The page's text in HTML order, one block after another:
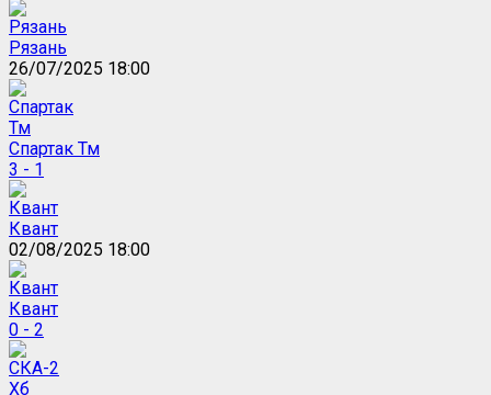
Рязань
26/07/2025 18:00
Спартак Тм
3 - 1
Квант
02/08/2025 18:00
Квант
0 - 2